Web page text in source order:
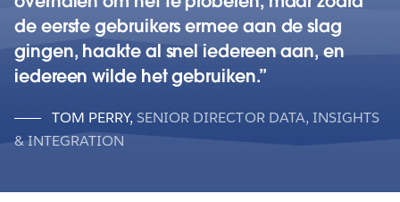
de eerste gebruikers ermee aan de slag
gingen, haakte al snel iedereen aan, en
iedereen wilde het gebruiken.
TOM PERRY, SENIOR DIRECTOR DATA, INSIGHTS
& INTEGRATION